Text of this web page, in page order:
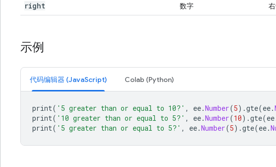
right 数字 右
示例
代码编辑器 (JavaScript) Colab (Python)
print( '5 greater than or equal to 10?' , ee.Number(5).gte(ee.
print( '10 greater than or equal to 5?' , ee.Number(10).gte(ee
print( '5 greater than or equal to 5?' , ee.Number(5).gte(ee.